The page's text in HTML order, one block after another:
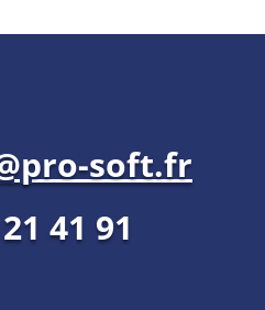
soft.fr
41 91